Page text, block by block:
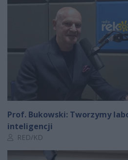
Prof. Bukowski: Tworzymy
inteligencji
Autor artykułu:
RED/KD